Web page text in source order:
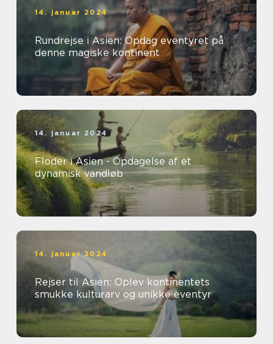
14. januar 2024
Rundrejse i Asien: Opdag eventyret på
denne magiske kontinent
14. januar 2024
Floder i Asien - Opdagelse af et
dynamisk vandløb
14. januar 2024
Rejser til Asien: Oplev kontinentets
smukke kulturarv og unikke eventyr